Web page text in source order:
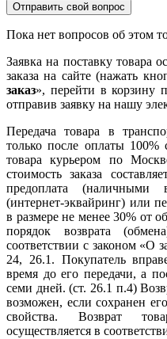
Отправить свой вопрос
Пока нет вопросов об этом
Заявка на поставку товара
заказа на сайте (нажать
заказ», перейти в корзину
отправив заявку на нашу
Передача товара в
только после оплаты 100%
товара курьером по
стоимость заказа
предоплата (наличными
(интернет-эквайринг) или
в размере не менее 30% от
порядок возврата
соответствии с законом «О
24, 26.1. Покупатель
время до его передачи, а
семи дней. (ст. 26.1 п.4)
возможен, если сохранен
свойства. Возврат
осуществляется в